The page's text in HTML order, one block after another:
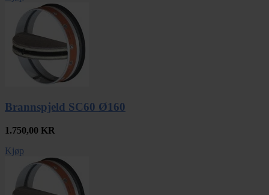
Brannspjeld SC60 Ø160
1.750,00 KR
Kjøp